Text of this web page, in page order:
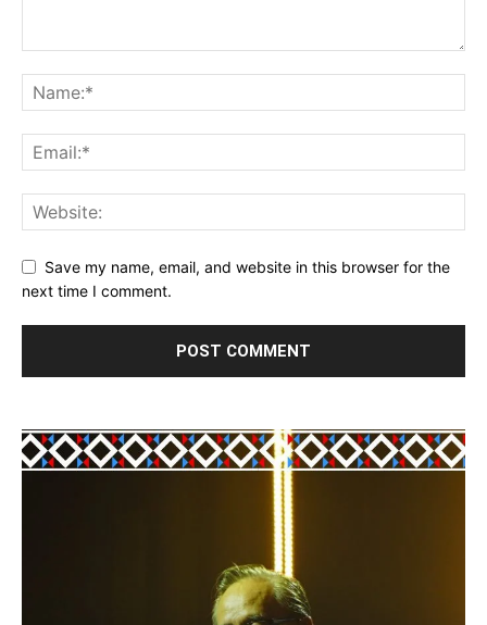
Save my name, email, and website in this browser for the
next time I comment.